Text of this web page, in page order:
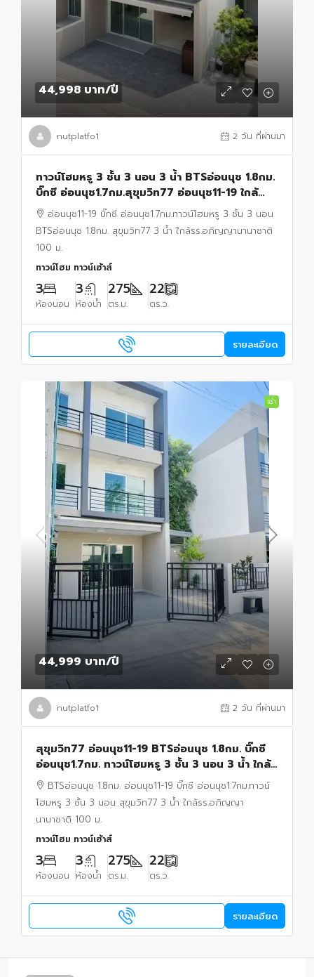
44,998 บาท/ปี
nutplatfo1 2 วัน ที่ผ่านมา
ทาวน์โฮมหรู 3 ชั้น 3 นอน 3 น้ำ BTSอ่อนนุช 1.8กม.
บิ๊กซี อ่อนนุช1.7กม.สุขุมวิท77 อ่อนนุช11-19 ใกล้
รร.อภิญญานานาชาติ 100 ม. 22 ตร.ว.
อ่อนนุช11-19 บิ๊กซี อ่อนนุช1.7กม.ทาวน์โฮมหรู 3 ชั้น 3 นอน
BTSอ่อนนุช 1.8กม. สุขุมวิท77 3 น้ำ ใกล้รร.อภิญญานานาชาติ
100 ม.
ทาวน์โฮม ทาวน์เฮ้าส์
3
ห้องนอน
3
ห้องน้ำ
275
ตร.ม.
22
ตร.ว.
รายละเอียด
เช่า
44,999 บาท/ปี
nutplatfo1 2 วัน ที่ผ่านมา
สุขุมวิท77 อ่อนนุช11-19 BTSอ่อนนุช 1.8กม. บิ๊กซี
อ่อนนุช1.7กม. ทาวน์โฮมหรู 3 ชั้น 3 นอน 3 น้ำ ใกล้
รร.อภิญญานานาชาติ 100 ม. 22 ตร.ว.
BTSอ่อนนุช 1.8กม. อ่อนนุช11-19 บิ๊กซี อ่อนนุช1.7กม.ทาวน์
โฮมหรู 3 ชั้น 3 นอน สุขุมวิท77 3 น้ำ ใกล้รร.อภิญญา
นานาชาติ 100 ม.
ทาวน์โฮม ทาวน์เฮ้าส์
3
ห้องนอน
3
ห้องน้ำ
275
ตร.ม.
22
ตร.ว.
รายละเอียด